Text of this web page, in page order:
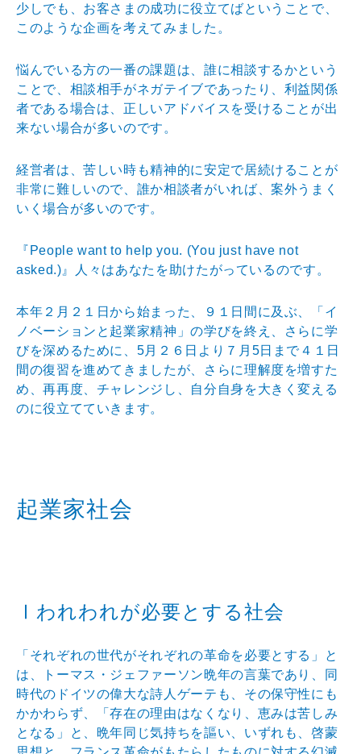
少しでも、お客さまの成功に役立てばということで、
このような企画を考えてみました。
悩んでいる方の一番の課題は、誰に相談するかという
こと で、相談相手がネガテイブであったり、利益関係
者である場合は、正しいアドバイスを受けることが出
来ない場合が多いのです。
経営者は、苦しい時も精神的に安定で居続けることが
非常に難しいので、誰か相談者がいれば、案外うまく
いく場合が多いのです。
『People want to help you. (You just have not
asked.)』人々はあなたを助けたがっているのです 。
本年２月２１日から始まった、９１日間に及ぶ、「イ
ノベーションと起業家精神」の学びを終え、さらに学
びを深め るために、5月２６日より７月5日まで４１日
間の復習を進めてきましたが、さらに理解度を増すた
め、再再度、チャレンジし、自分自身を大きく変える
のに役立てていきま す。
起業家社会
Ⅰわれわれが必要とする社会
「それぞれの世代がそれぞれの革命を必要とする」と
は、
トーマス・ジェファーソン晩年の言葉であり、同
時代のド イツの偉大な詩人ゲーテも、その保守性にも
かかわらず、
「存在の理由はなくなり、恵みは苦しみ
となる」と、晩年同じ気持ちを謳い、いずれも、啓蒙